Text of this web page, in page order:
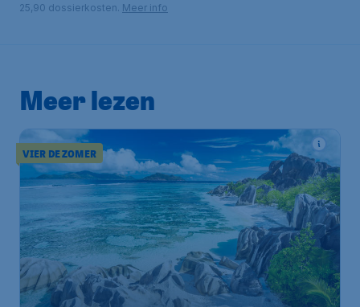
25,90 dossierkosten. Meer info
Meer lezen
VIER DE ZOMER